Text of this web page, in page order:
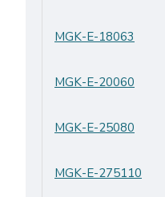
MGK-E-18063
MGK-E-20060
MGK-E-25080
MGK-E-275110